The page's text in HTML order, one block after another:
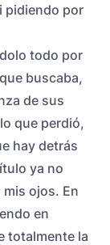
pidiendo por
todo por
buscaba,
de sus
que perdió,
hay detrás
ya no
ojos. En
en
totalmente la